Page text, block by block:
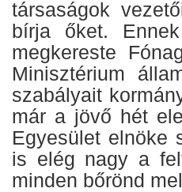
társaságok
bírja őket.
megkereste
Minisztérium
szabályait
már a jövő hét
Egyesület elnöke
is elég nagy a
minden bőrönd